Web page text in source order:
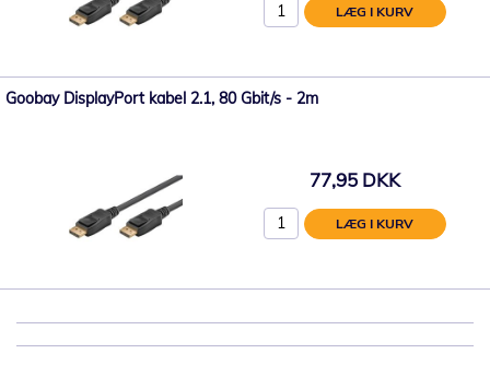
LÆG I KURV
Goobay DisplayPort kabel 2.1, 80 Gbit/s - 2m
77,95 DKK
LÆG I KURV